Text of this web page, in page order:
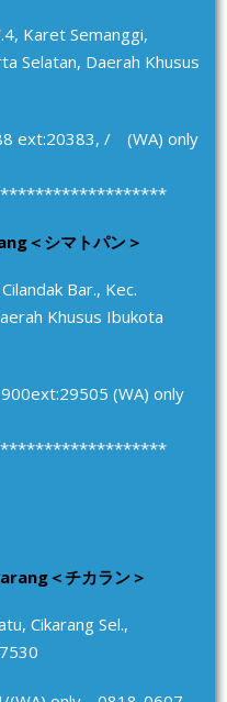
Karet Semanggi,
Selatan, Daerah Khusus
ext:20383, / (WA) only
＜シマトパン＞
Bar., Kec.
Khusus Ibukota
(WA) only
＜チカラン＞
Cikarang Sel.,